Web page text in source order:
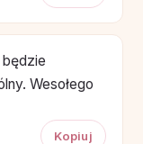
Wesołego
Kopiuj